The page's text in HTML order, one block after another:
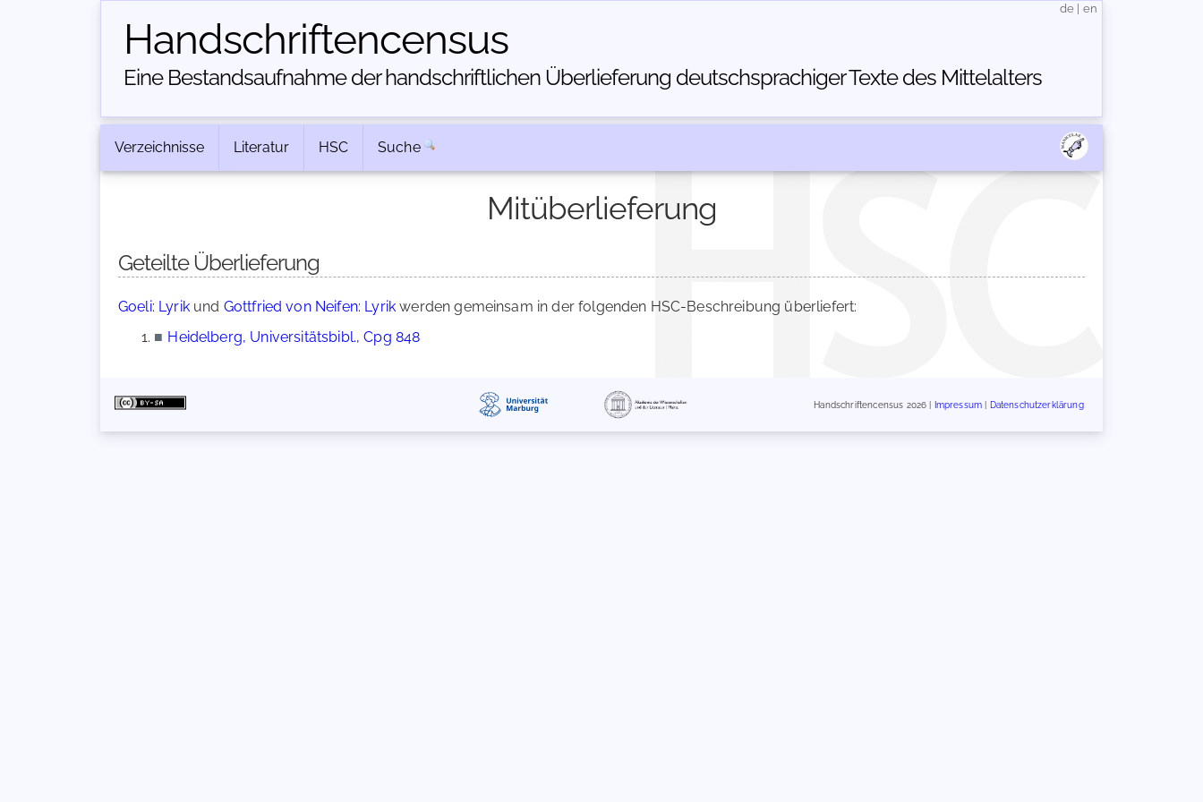
Handschriften­census
Eine Bestandsaufnahme der handschriftlichen Über­lieferung deutschsprachiger Texte des Mittelalters
de en
Verzeichnisse Literatur HSC Suche
Mitüberlieferung
Geteilte Überlieferung
Goeli: Lyrikund Gottfried von Neifen: Lyrik werden gemeinsam in der folgenden HSC-Beschreibung überliefert:
■ Heidelberg, Universitätsbibl., Cpg 848
Handschriftencensus 2026 | Impressum Datenschutzerklärung